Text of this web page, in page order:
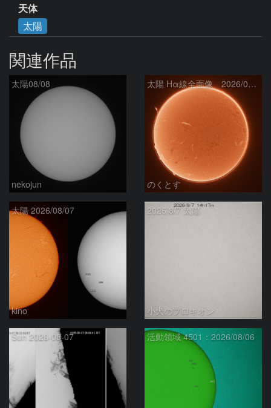
天体
太陽
関連作品
太陽08/08
nekojun
太陽 Hα線全面像 2026/08/08
のくとす
太陽 2026/08/07
kino
2026/8/7 太陽
小犬のプロキオン
Sun 2026-08-07 活動領域 4501：2026/08/06